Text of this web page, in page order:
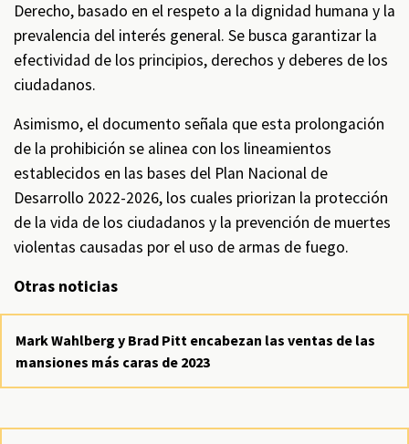
Derecho, basado en el respeto a la dignidad humana y la
prevalencia del interés general. Se busca garantizar la
efectividad de los principios, derechos y deberes de los
ciudadanos.
Asimismo, el documento señala que esta prolongación
de la prohibición se alinea con los lineamientos
establecidos en las bases del Plan Nacional de
Desarrollo 2022-2026, los cuales priorizan la protección
de la vida de los ciudadanos y la prevención de muertes
violentas causadas por el uso de armas de fuego.
Otras noticias
Mark Wahlberg y Brad Pitt encabezan las ventas de las
mansiones más caras de 2023